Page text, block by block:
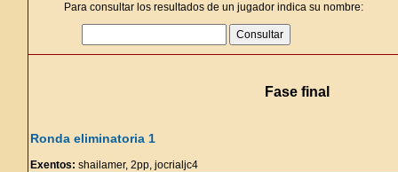
Para consultar los resultados de un jugador indica su nombre:
Fase final
Ronda eliminatoria 1
Exentos: shailamer, 2pp, jocrialjc4